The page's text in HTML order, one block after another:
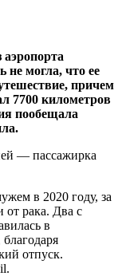
не могла, что ее
причем
7700 километров
пообещала
в 2020 году, за
от рака. Два с
в
отпуск.